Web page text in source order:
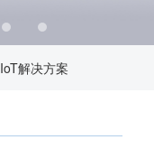
IoT解决方案